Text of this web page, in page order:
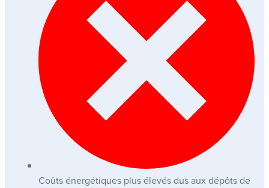
Coûts énergétiques plus élevés dus aux dépôts de